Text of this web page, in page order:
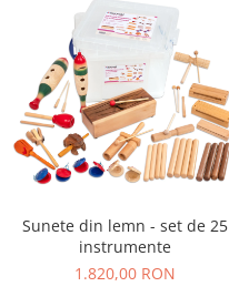
Sunete din lemn - set de 25
instrumente
1.820,00 RON